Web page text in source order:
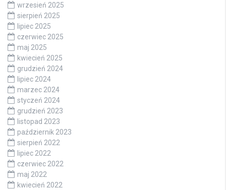
wrzesień 2025
sierpień 2025
lipiec 2025
czerwiec 2025
maj 2025
kwiecień 2025
grudzień 2024
lipiec 2024
marzec 2024
styczeń 2024
grudzień 2023
listopad 2023
październik 2023
sierpień 2022
lipiec 2022
czerwiec 2022
maj 2022
kwiecień 2022